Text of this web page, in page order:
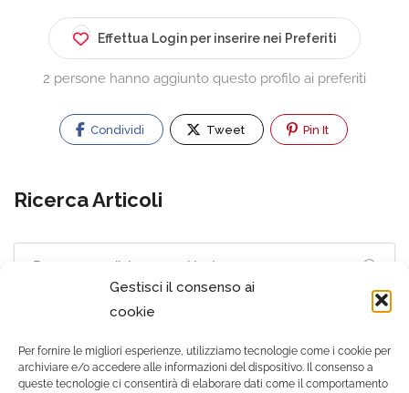
Gestisci il consenso ai
cookie
Per fornire le migliori esperienze, utilizziamo tecnologie come i cookie per
archiviare e/o accedere alle informazioni del dispositivo. Il consenso a
queste tecnologie ci consentirà di elaborare dati come il comportamento
Effettua Login per inserire nei Preferiti
2 persone hanno aggiunto questo profilo ai preferiti
Condividi Tweet Pin It
Ricerca Articoli